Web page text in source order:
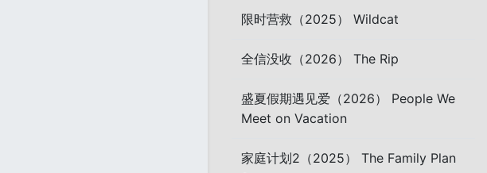
限时营救（2025） Wildcat
全信没收（2026） The Rip
盛夏假期遇见爱（2026） People We
Meet on Vacation
家庭计划2（2025） The Family Plan